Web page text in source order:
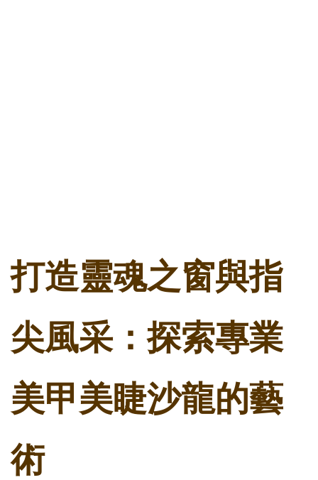
打造靈魂之窗與指
尖風采：探索專業
美甲美睫沙龍的藝
術